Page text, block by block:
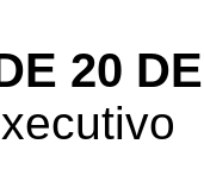
20